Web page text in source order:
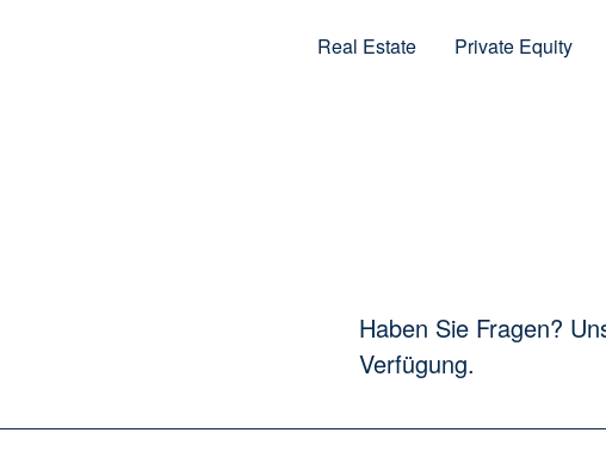
Haben Sie Fragen?
Verfügung.
Real Estate Private Equity